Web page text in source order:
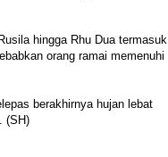
hingga Rhu Dua termasuk
orang ramai memenuhi
berakhirnya hujan lebat
(SH)